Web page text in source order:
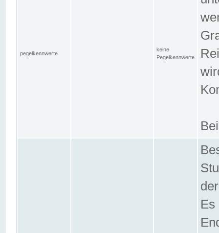
pegelkennwerte
keine
Pegelkennwerte
Es